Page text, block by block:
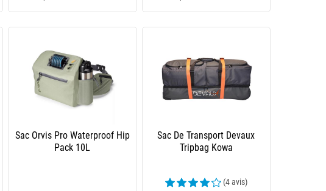
Sac Orvis Pro Waterproof Hip
Pack 10L
Sac De Transport Devaux
Tripbag Kowa
(4 avis)